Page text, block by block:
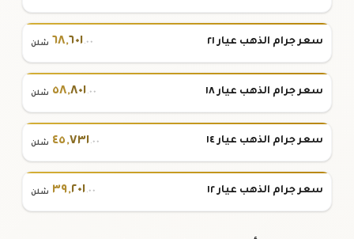
سعر جرام الذهب عيار ٢١ ٦٨,٦٠١.٠٠ شلن
سعر جرام الذهب عيار ١٨ ٥٨,٨٠١.٠٠ شلن
سعر جرام الذهب عيار ١٤ ٤٥,٧٣١.٠٠ شلن
سعر جرام الذهب عيار ١٢ ٣٩,٢٠١.٠٠ شلن